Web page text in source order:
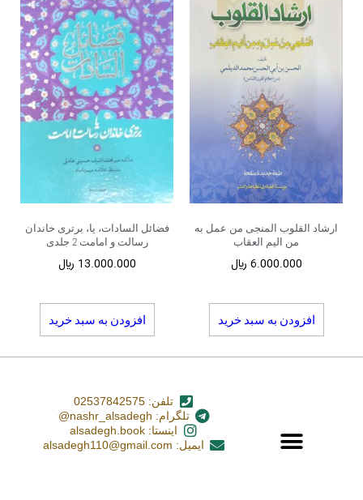
ارشاد القلوب المنجی من عمل به
من الیم العقاب
6.000.000 ﷼
افزودن به سبد خرید
فضائل السادات، یا، برتری خاندان
رسالت و امامت 2 جلدی
13.000.000 ﷼
افزودن به سبد خرید
تلفن: 02537842575
تلگرام: nashr_alsadegh@
اینستا: alsadegh.book
ایمیل: alsadegh110@gmail.com